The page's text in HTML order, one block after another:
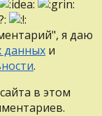
я даю
данных и
.
в этом